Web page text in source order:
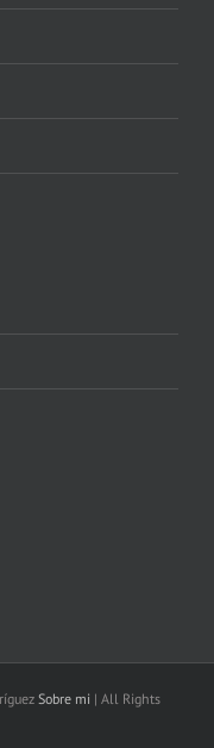
Sobre mi | All Rights